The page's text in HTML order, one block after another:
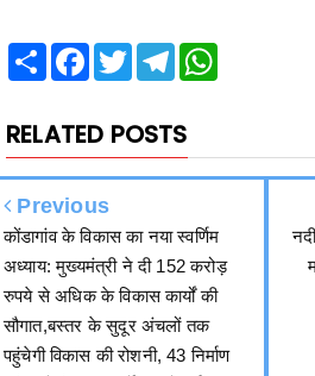
RELATED POSTS
Previous
अध्याय: मुख्यमंत्री ने दी 152 करोड़
रुपये से अधिक के विकास कार्यों की
सौगात,बस्तर के सुदूर अंचलों तक
पहुंचेगी विकास की रोशनी, 43 निर्माण
एवं अधोसंरचना कार्यों का लोकार्पण-
भूमिपूजन